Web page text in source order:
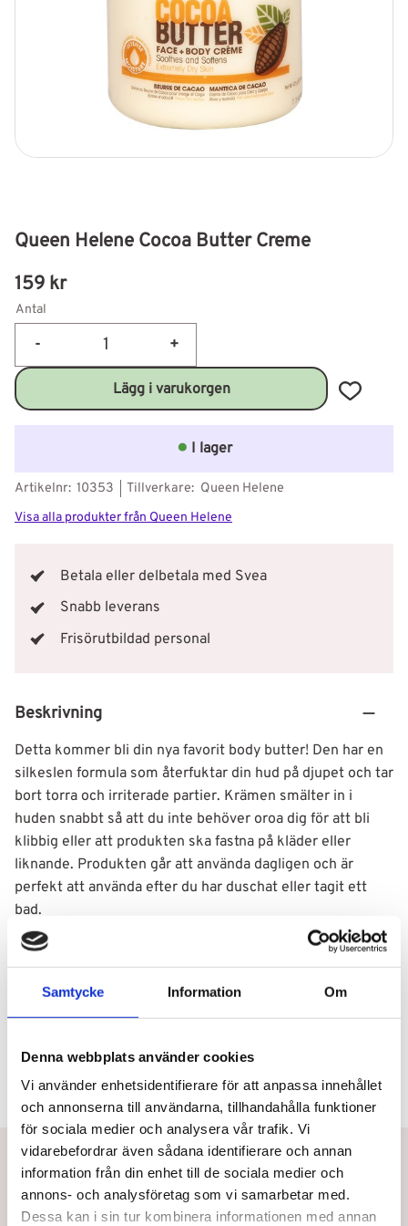
Samtycke Information Om
Denna webbplats använder cookies
Vi använder enhetsidentifierare för att anpassa innehållet
och annonserna till användarna, tillhandahålla funktioner
för sociala medier och analysera vår trafik. Vi
vidarebefordrar även sådana identifierare och annan
information från din enhet till de sociala medier och
annons- och analysföretag som vi samarbetar med.
Dessa kan i sin tur kombinera informationen med annan
Queen Helene Cocoa Butter Creme
159 kr
Antal
+
-
Lägg till
I lager
Artikelnr 10353 Tillverkare Queen Helene
Visa alla produkter från Queen Helene
Beskrivning
Detta kommer bli din nya favorit body butter! Den har en
silkeslen formula som återfuktar din hud på djupet och tar
bort torra och irriterade partier. Krämen smälter in i
huden snabbt så att du inte behöver oroa dig för att bli
klibbig eller att produkten ska fastna på kläder eller
liknande. Produkten går att använda dagligen och är
perfekt att använda efter du har duschat eller tagit ett
bad.
Användning
Ingredienser
Betala eller delbetala med Svea
Snabb leverans
Frisörutbildad personal
Betala eller delbetala med Klarna
Snabb leverans